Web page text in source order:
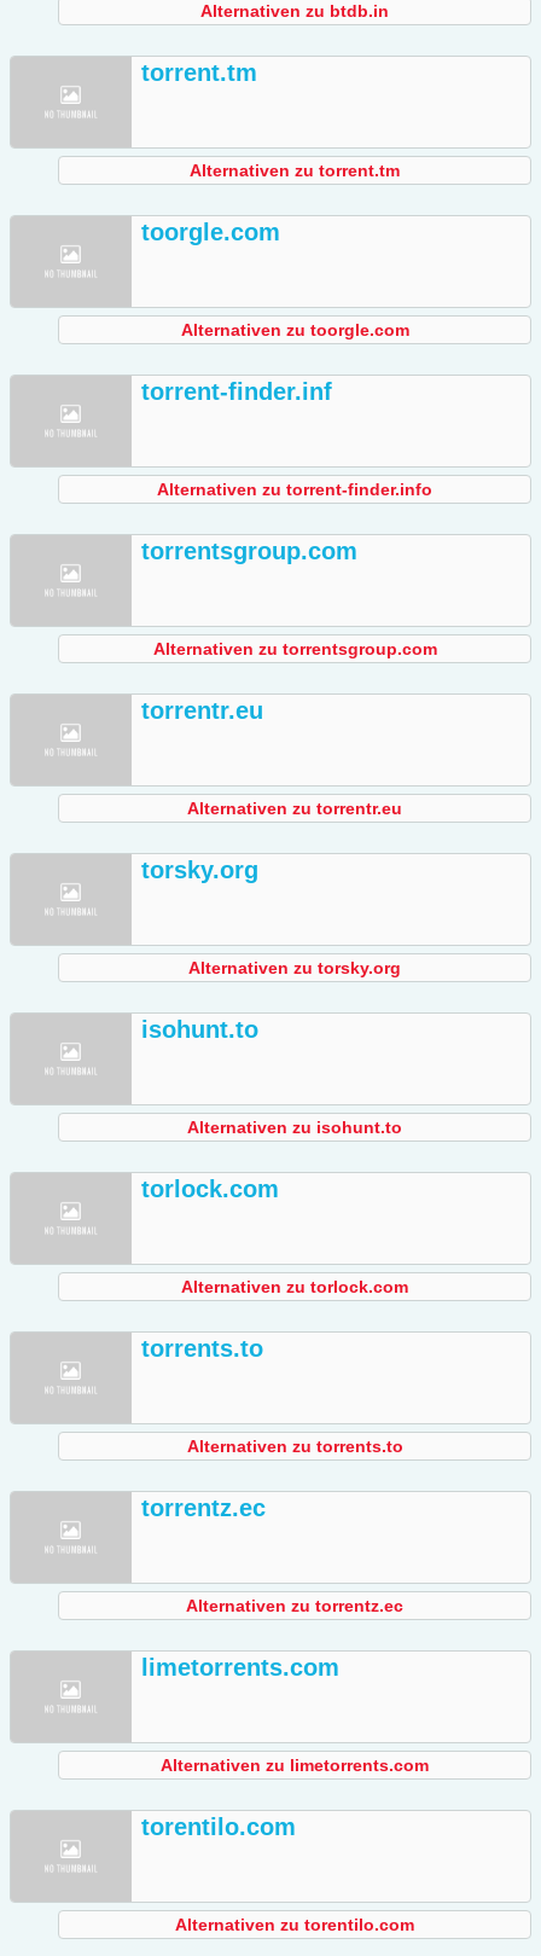
Alternativen zu btdb.in
torrent.tm
Alternativen zu torrent.tm
toorgle.com
Alternativen zu toorgle.com
torrent-finder.inf
Alternativen zu torrent-finder.info
torrentsgroup.com
Alternativen zu torrentsgroup.com
torrentr.eu
Alternativen zu torrentr.eu
torsky.org
Alternativen zu torsky.org
isohunt.to
Alternativen zu isohunt.to
torlock.com
Alternativen zu torlock.com
torrents.to
Alternativen zu torrents.to
torrentz.ec
Alternativen zu torrentz.ec
limetorrents.com
Alternativen zu limetorrents.com
torentilo.com
Alternativen zu torentilo.com